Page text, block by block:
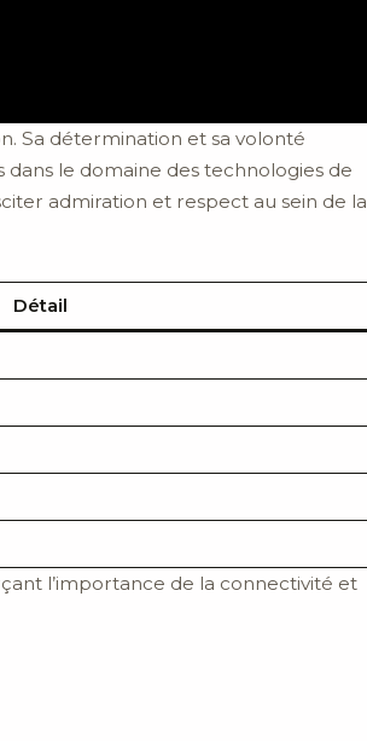
Sa détermination et sa volonté
le domaine des technologies de
admiration et respect au sein de la
Détail
l’importance de la connectivité et